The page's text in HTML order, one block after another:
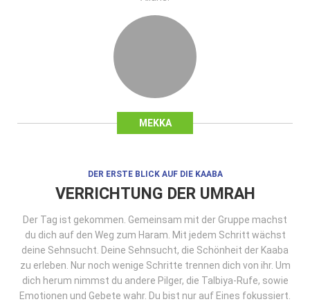
MEKKA
DER ERSTE BLICK AUF DIE KAABA
VERRICHTUNG DER UMRAH
Der Tag ist gekommen. Gemeinsam mit der Gruppe machst
du dich auf den Weg zum Haram. Mit jedem Schritt wächst
deine Sehnsucht. Deine Sehnsucht, die Schönheit der Kaaba
zu erleben. Nur noch wenige Schritte trennen dich von ihr. Um
dich herum nimmst du andere Pilger, die Talbiya-Rufe, sowie
Emotionen und Gebete wahr. Du bist nur auf Eines fokussiert.